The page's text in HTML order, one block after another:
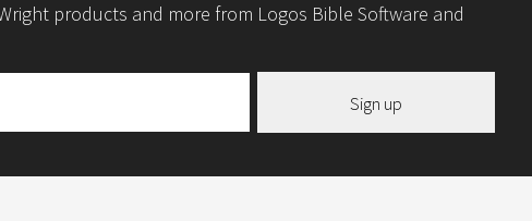
products and more from Logos Bible Software and
Sign up